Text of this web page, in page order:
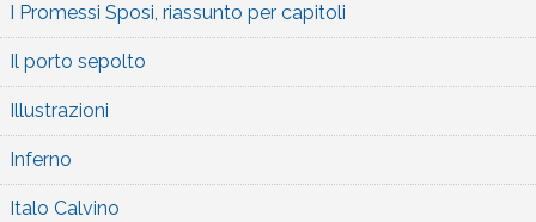
I Promessi Sposi, riassunto per capitoli
Il porto sepolto
Illustrazioni
Inferno
Italo Calvino